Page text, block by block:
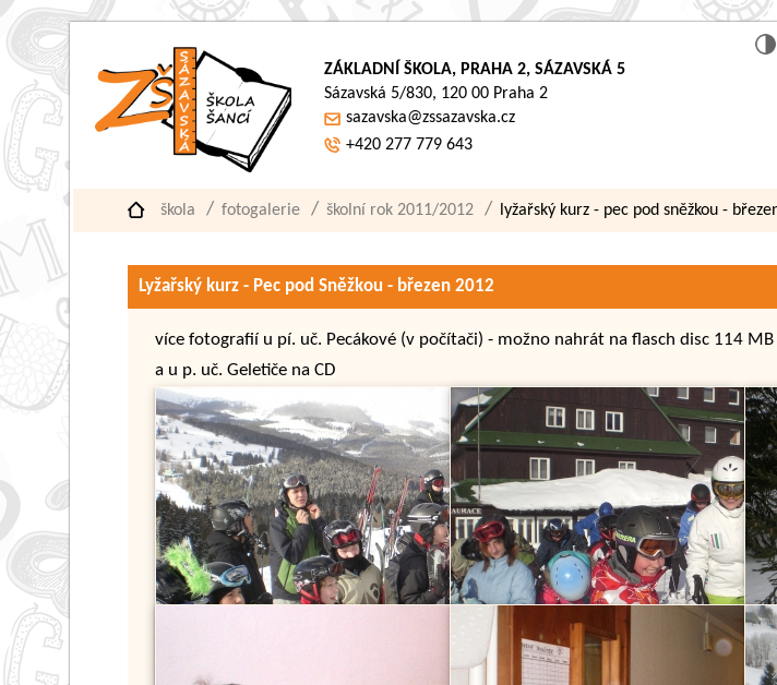
ZÁKLADNÍ ŠKOLA, PRAHA 2, SÁZAVSKÁ 5
Sázavská 5/830, 120 00 Praha 2
sazavska@zssazavska.cz
+420 277 779 643
škola fotogalerie školní rok 2011/2012 lyžařský kurz - pec pod sněžkou -
Lyžařský kurz - Pec pod Sněžkou - březen 2012
více fotografií u pí. uč. Pecákové (v počítači) - možno nahrát na flasch disc 114 MB
a u p. uč. Geletiče na CD